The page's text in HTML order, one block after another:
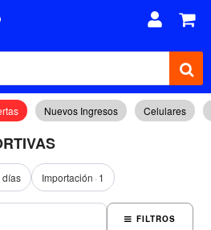
Nuevos Ingresos Celulares
días Importación 1
FILTROS